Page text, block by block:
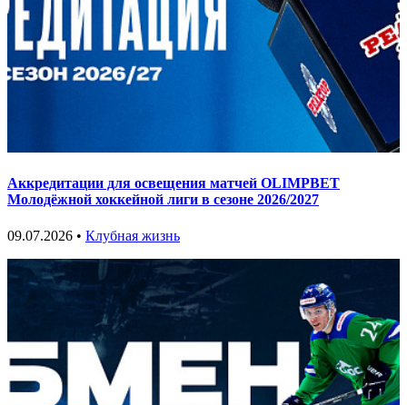
Аккредитации для освещения матчей OLIMPBET
Молодёжной хоккейной лиги в сезоне 2026/2027
09.07.2026 • Клубная жизнь